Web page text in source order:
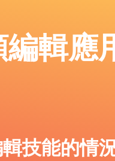
輯應
技能的情